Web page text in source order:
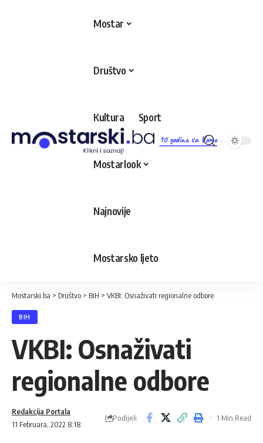
10 godina sa Vama
Mostar
Društvo
Kultura Sport
Mostarlook
Najnovije
Mostarsko ljeto
Mostarski.ba > Društvo > BiH > VKBI: Osnaživati regionalne odbore
BIH
VKBI: Osnaživati
regionalne odbore
11 Februara, 2022 8:18
Redakcija Portala
Podijeli 1 Min Read